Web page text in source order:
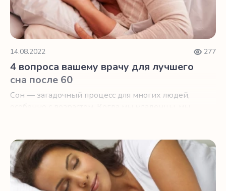
14.08.2022 277
4 вопроса вашему врачу для лучшего
сна после 60
Сон — загадочный процесс для многих людей,
9 шагов на встречу лучшему сну в пожилом возрасте